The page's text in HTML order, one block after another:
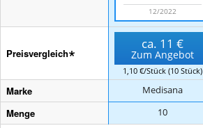
12/2022
Preisvergleich
ca. 11 €
Zum Angebot
1,10 €/Stück (10 Stück)
Marke Medisana
Menge 10